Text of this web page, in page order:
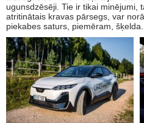
ugunsdzēsēji. Tie ir tikai minējumi,
atritinātais kravas pārsegs, var
piekabes saturs, piemēram, šķelda.